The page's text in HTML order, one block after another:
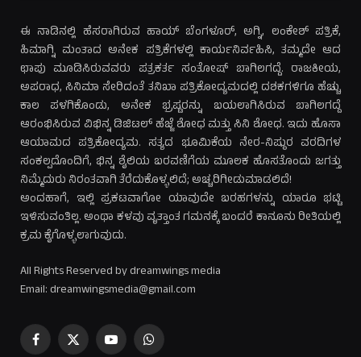
ಈ ನಾಡಿನಲ್ಲಿ ಹೆಸರಾಗಿರುವ ಹಾಯ್ ಬೆಂಗಳೂರ್, ಅಗ್ನಿ, ಲಂಕೇಶ್ ಪತ್ರಿಕೆ,
ಹಿಮಾಗ್ನಿ ಮಂತಾದ ಅನೇಕ ಪತ್ರಿಕೆಗಳಲ್ಲಿ ಕಾರ್ಯನಿರ್ವಹಿಸಿ, ತಮ್ಮದೇ ಆದ
ಛಾಪು ಮೂಡಿಸಿರುವವರು ಪತ್ರಕರ್ತ ಸಂತೋಷ್ ಬಾಗಿಲಗದ್ದೆ. ರಾಜಕೀಯ,
ಅಪರಾಧ, ಸಿನಿಮಾ ಸೇರಿದಂತೆ ತನಿಖಾ ಪತ್ರಿಕೋದ್ಯಮದಲ್ಲಿ ದಶಕಗಳಿಗೂ ಹೆಚ್ಚು
ಕಾಲ ಪಳಗಿಕೊಂಡು, ಅನೇಕ ಭ್ರಷ್ಟರನ್ನು ಬಯಲಾಗಿಸಿರುವ ಬಾಗಿಲಗದ್ದೆ
ಆರಂಭಿಸಿರುವ ವಿಭಿನ್ನ ಡಿಜಿಟಲ್ ಹೆಜ್ಜೆ ಶೋಧ ಮತ್ತು ಸಿನಿ ಶೋಧ. ಇದು ಹೊಸಾ
ಆಯಾಮದ ಪತ್ರಿಕೋದ್ಯಮ. ಸತ್ಯದ ಭೂಮಿಕೆಯ ನೇರ-ನಿಷ್ಠುರ ವರದಿಗಳ
ಸಂಕಲ್ಪದೊಂದಿಗೆ, ಭಿನ್ನ ಶೈಲಿಯ ಬರವಣಿಗೆಯ ಮೂಲಕ ಹೊಸತೊಂದು ಜಗತ್ತು
ನಿಮ್ಮೆದುರು ನಿರಂತವಾಗಿ ತೆರೆದುಕೊಳ್ಳಲಿದೆ; ಅಚ್ಚರಿಗೀಡುಮಾಡಲಿದೆ!
ಅಂದಹಾಗೆ, ಇಲ್ಲಿ ಪ್ರಕಟವಾಗೋ ಯಾವುದೇ ಬರಹಗಳನ್ನು ಯಾರೂ ಭಟ್ಟಿ
ಇಳಿಸುವಂತಿಲ್ಲ. ಅಂಥಾ ಕಳವು ವೃತ್ತಾಂತ ಗಮನಕ್ಕೆ ಬಂದರೆ ಕಾನೂನು ರೀತಿಯಲ್ಲಿ
ಕ್ರಮ ಕೈಗೊಳ್ಳಲಾಗುವುದು.
All Rights Reserved by dreamwings media
Email: dreamwingsmedia@gmail.com
Facebook
X
YouTubeWhatsApp